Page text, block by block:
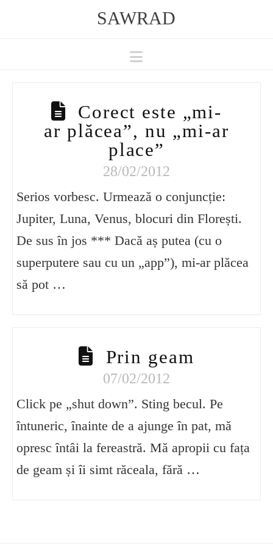
SAWRAD
Navigation
Corect este „mi-
ar plăcea”, nu „mi-ar
place”
28/02/2012
Serios vorbesc. Urmează o conjuncție:
Jupiter, Luna, Venus, blocuri din Florești.
De sus în jos *** Dacă aș putea (cu o
superputere sau cu un „app”), mi-ar plăcea
să pot …
Prin geam
07/02/2012
Click pe „shut down”. Sting becul. Pe
întuneric, înainte de a ajunge în pat, mă
opresc întâi la fereastră. Mă apropii cu fața
de geam și îi simt răceala, fără …